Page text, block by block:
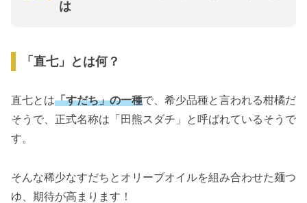
は
「直七」とは何？
直七とは「すだち」の一種で、希少品種と言われる柑橘だ
そうで、正式名称は「田熊スダチ」と呼ばれているそうで
す。
そんな稀少なすだちとオリーブオイルを組み合わせた麺つ
ゆ、期待が高まります！